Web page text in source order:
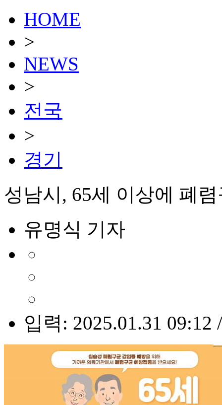
HOME
>
NEWS
>
전국
>
경기
성남시, 65세 이상에 폐
유명식 기자
입력: 2025.01.31 09:12